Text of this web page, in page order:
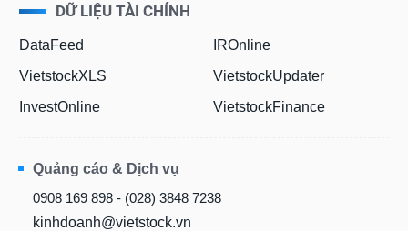
DỮ LIỆU TÀI CHÍNH
DataFeed
VietstockXLS
InvestOnline
IROnline
VietstockUpdater
VietstockFinance
Quảng cáo & Dịch vụ
0908 169 898 - (028) 3848 7238
kinhdoanh@vietstock.vn